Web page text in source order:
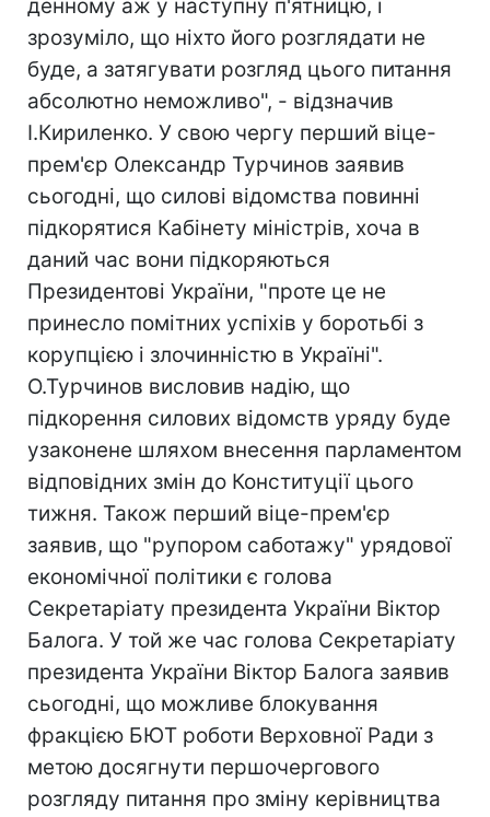
денному аж у наступну п'ятницю, і
зрозуміло, що ніхто його розглядати не
буде, а затягувати розгляд цього питання
абсолютно неможливо", - відзначив
І.Кириленко. У свою чергу перший віце-
прем'єр Олександр Турчинов заявив
сьогодні, що силові відомства повинні
підкорятися Кабінету міністрів, хоча в
даний час вони підкоряються
Президентові України, "проте це не
принесло помітних успіхів у боротьбі з
корупцією і злочинністю в Україні".
О.Турчинов висловив надію, що
підкорення силових відомств уряду буде
узаконене шляхом внесення парламентом
відповідних змін до Конституції цього
тижня. Також перший віце-прем'єр
заявив, що "рупором саботажу" урядової
економічної політики є голова
Секретаріату президента України Віктор
Балога. У той же час голова Секретаріату
президента України Віктор Балога заявив
сьогодні, що можливе блокування
фракцією БЮТ роботи Верховної Ради з
метою досягнути першочергового
розгляду питання про зміну керівництва